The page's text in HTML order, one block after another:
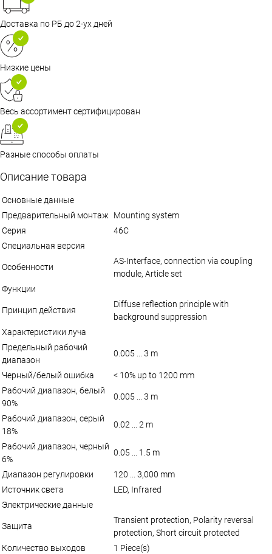
Доставка по РБ до 2-ух дней
Низкие цены
Весь ассортимент сертифицирован
Разные способы оплаты
Описание товара
Основные данные
Предварительный монтаж
Mounting system
Серия
46C
Специальная версия
Особенности
AS-Interface, connection via coupling
module, Article set
Функции
Принцип действия
Diffuse reflection principle with
background suppression
Характеристики луча
Предельный рабочий
диапазон
0.005 ... 3 m
Черный/белый ошибка
< 10% up to 1200 mm
Рабочий диапазон, белый
90%
0.005 ... 3 m
Рабочий диапазон, серый
18%
0.02 ... 2 m
Рабочий диапазон, черный
6%
0.05 ... 1.5 m
Диапазон регулировки
120 ... 3,000 mm
Источник света
LED, Infrared
Электрические данные
Защита
Transient protection, Polarity reversal
protection, Short circuit protected
Количество выходов
1 Piece(s)